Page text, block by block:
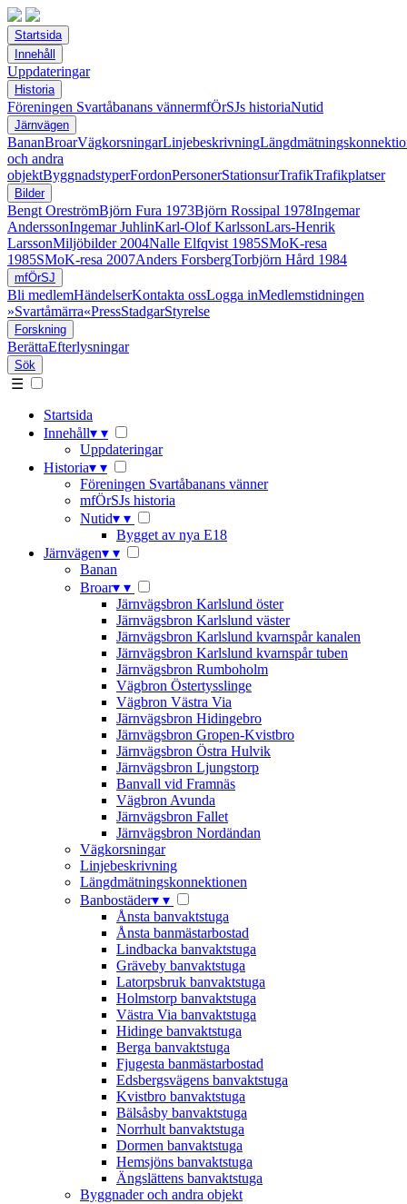
Startsida
Innehåll
Uppdateringar
Historia
Föreningen Svartåbanans vännermfÖrSJs historiaNutid
Järnvägen
BananBroarVägkorsningarLinjebeskrivning
och andra
objektByggnadstyperFordonPersonerStationsurTrafikTrafikplatser
Bilder
Bengt OreströmBjörn Fura 1973Björn Rossipal 1978Ingemar
AnderssonIngemar JuhlinKarl-Olof KarlssonLars-Henrik
LarssonMiljöbilder 2004Nalle Elfqvist 1985SMoK-resa
1985SMoK-resa 2007Anders ForsbergTorbjörn Hård 1984
mfÖrSJ
Bli medlemHändelserKontakta ossLogga inMedlemstidningen
»Svartåmärra«PressStadgarStyrelse
Forskning
BerättaEfterlysningar
Sök
☰
Startsida
Innehåll▾ ▾
Uppdateringar
Historia▾ ▾
Föreningen Svartåbanans vänner
mfÖrSJs historia
Nutid▾ ▾
Bygget av nya E18
Järnvägen▾ ▾
Banan
Broar▾ ▾
Järnvägsbron Karlslund öster
Järnvägsbron Karlslund väster
Järnvägsbron Karlslund kvarnspår kanalen
Järnvägsbron Karlslund kvarnspår tuben
Järnvägsbron Rumboholm
Vägbron Östertysslinge
Vägbron Västra Via
Järnvägsbron Hidingebro
Järnvägsbron Gropen-Kvistbro
Järnvägsbron Östra Hulvik
Järnvägsbron Ljungstorp
Banvall vid Framnäs
Vägbron Avunda
Järnvägsbron Fallet
Järnvägsbron Nordändan
Vägkorsningar
Linjebeskrivning
Längdmätningskonnektionen
Banbostäder▾ ▾
Ånsta banvaktstuga
Ånsta banmästarbostad
Lindbacka banvaktstuga
Gräveby banvaktstuga
Latorpsbruk banvaktstuga
Holmstorp banvaktstuga
Västra Via banvaktstuga
Hidinge banvaktstuga
Berga banvaktstuga
Fjugesta banmästarbostad
Edsbergsvägens banvaktstuga
Kvistbro banvaktstuga
Bälsåsby banvaktstuga
Norrhult banvaktstuga
Dormen banvaktstuga
Hemsjöns banvaktstuga
Ängslättens banvaktstuga
Byggnader och andra objekt